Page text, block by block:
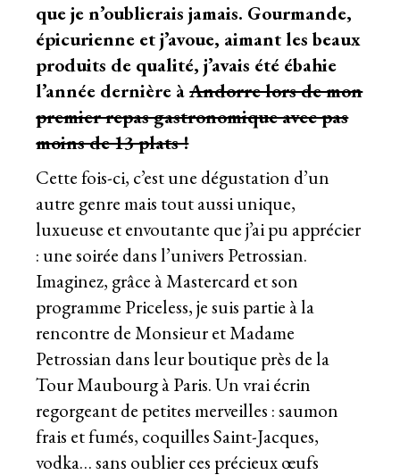
que je n’oublierais jamais. Gourmande,
épicurienne et j’avoue, aimant les beaux
produits de qualité, j’avais été ébahie
l’année dernière àAndorre lors de mon
premier repas gastronomique avec pas
moins de 13 plats !
Cette fois-ci, c’est une dégustation d’un
autre genre mais tout aussi unique,
luxueuse et envoutante que j’ai pu apprécier
: une soirée dans l’univers Petrossian.
Imaginez, grâce à Mastercard et son
programme Priceless, je suis partie à la
rencontre de Monsieur et Madame
Petrossian dans leur boutique près de la
Tour Maubourg à Paris. Un vrai écrin
regorgeant de petites merveilles : saumon
frais et fumés, coquilles Saint-Jacques,
vodka… sans oublier ces précieux œufs